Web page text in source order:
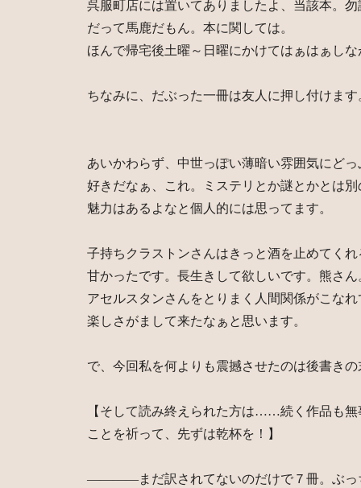
呉服町店には置いてありましたよ、当該本。
だって馬鹿だもん。本に関しては。
ほんで帰宅後土曜～日曜にかけてはぁはぁし
ちなみに、だぶった一冊は友人に押し付けます
あいかわらず、中世っぽい薄暗い雰囲気にど
好きだなぁ、これ。ミステリとか謎とかとは
魅力はあるよなと個人的には思ってます。
子持ちクラストンさんはきっと酒を止めてく
甘かったです。長生きして欲しいです。熊さん
アセルスタンさんをとりまく人間関係がこな
楽しさがまして来たなぁと思います。
で、今回私を何よりも震撼させたのは後書き
【そして読み終えられた方は……続く作品も
ことを祈って、先ずは乾杯を！】
――――まだ訳されてないのだけで７冊。ぶ